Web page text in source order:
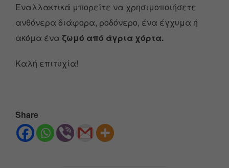
Εναλλακτικά μπορείτε να χρησιμοποιήσετε
ανθόνερα διάφορα, ροδόνερο, ένα έγχυμα ή
ακόμα ένα ζωμό από άγρια χόρτα.
Καλή επιτυχία!
Share